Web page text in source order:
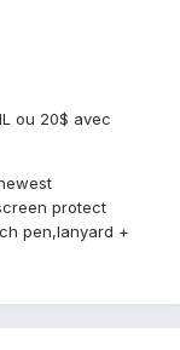
ou 20$ avec
protect
pen,lanyard +